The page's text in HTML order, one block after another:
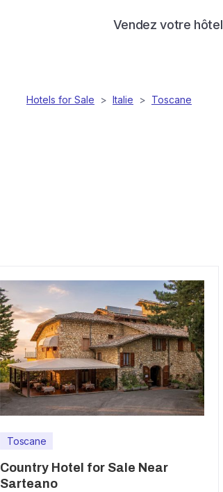
Vendez votre hôtel
Hotels for Sale > Italie > Toscane
Toscane
Country Hotel for Sale Near
Sarteano